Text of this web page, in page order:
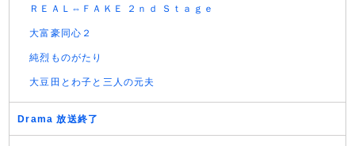
ＲＥＡＬ⇔ＦＡＫＥ ２ｎｄ Ｓｔａｇｅ
大富豪同心２
純烈ものがたり
大豆田とわ子と三人の元夫
Drama 放送終了